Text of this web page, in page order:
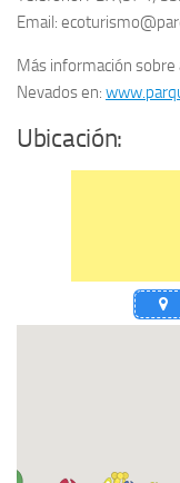
Email:
Más información sobre
Nevados en:
Ubicación: